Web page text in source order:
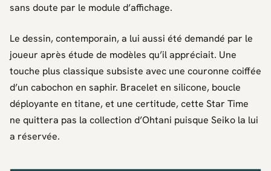
sans doute par le module d’affichage.
Le dessin, contemporain, a lui aussi été demandé par le
joueur après étude de modèles qu’il appréciait. Une
touche plus classique subsiste avec une couronne coiffée
d’un cabochon en saphir. Bracelet en silicone, boucle
déployante en titane, et une certitude, cette Star Time
ne quittera pas la collection d’Ohtani puisque Seiko la lui
a réservée.